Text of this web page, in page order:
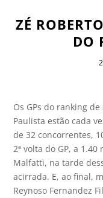
ZÉ
DO
Os GPs do ranking
Paulista estão cada
de 32 concorrentes,
2ª volta do GP, a
Malfatti, na tarde
acirrada. E, ao final,
Reynoso Fernandez